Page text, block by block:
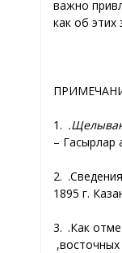
важно
как об этих
1.
Гасырлар
2.
1895 г.
3. Как
восточных